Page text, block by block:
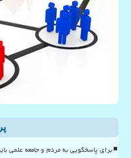
برای پاسخگویی به مردم و جامعه علمی